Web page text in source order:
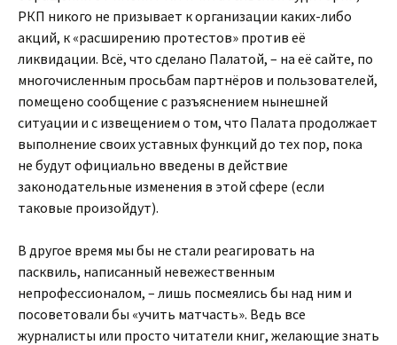
РКП никого не призывает к организации каких-либо
акций, к «расширению протестов» против её
ликвидации. Всё, что сделано Палатой, – на её сайте, по
многочисленным просьбам партнёров и пользователей,
помещено сообщение с разъяснением нынешней
ситуации и с извещением о том, что Палата продолжает
выполнение своих уставных функций до тех пор, пока
не будут официально введены в действие
законодательные изменения в этой сфере (если
таковые произойдут).
В другое время мы бы не стали реагировать на
пасквиль, написанный невежественным
непрофессионалом, – лишь посмеялись бы над ним и
посоветовали бы «учить матчасть». Ведь все
журналисты или просто читатели книг, желающие знать